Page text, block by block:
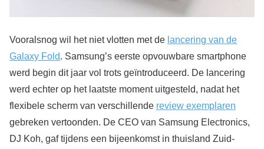
Vooralsnog wil het niet vlotten met de lancering van de
Galaxy Fold. Samsung’s eerste opvouwbare smartphone
werd begin dit jaar vol trots geïntroduceerd. De lancering
werd echter op het laatste moment uitgesteld, nadat het
flexibele scherm van verschillende review exemplaren
gebreken vertoonden. De CEO van Samsung Electronics,
DJ Koh, gaf tijdens een bijeenkomst in thuisland Zuid-